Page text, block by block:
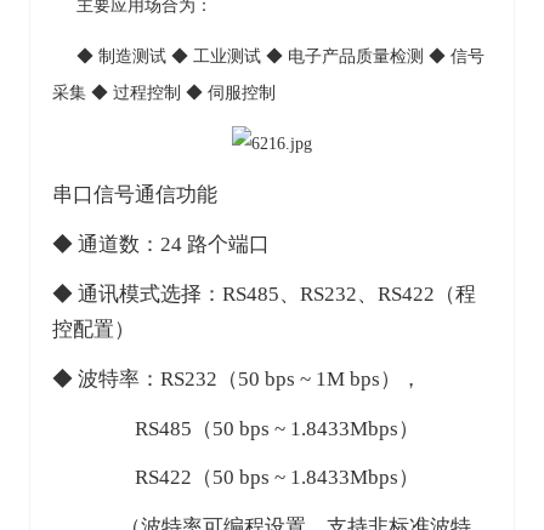
主要应用场合为：
◆ 制造测试 ◆ 工业测试 ◆ 电子产品质量检测 ◆ 信号
采集 ◆ 过程控制 ◆ 伺服控制
串口信号通信功能
◆ 通道数：24 路个端口
◆ 通讯模式选择：RS485、RS232、RS422（程
控配置）
◆ 波特率：RS232（50 bps ~ 1M bps），
RS485（50 bps ~ 1.8433Mbps）
RS422（50 bps ~ 1.8433Mbps）